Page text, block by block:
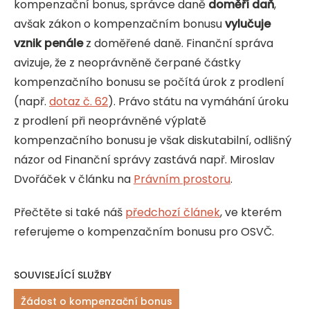
kompenzační bonus, správce daně doměří daň,
avšak zákon o kompenzačním bonusuvylučuje
vznik penález doměřené daně. Finanční správa
avizuje, že z neoprávněně čerpané částky
kompenzačního bonusu se počítá úrok z prodlení
(např. dotaz č. 62). Právo státu na vymáhání úroku
z prodlení při neoprávněné výplatě
kompenzačního bonusu je však diskutabilní, odlišný
názor od Finanční správy zastává např. Miroslav
Dvořáček v článku na Právním prostoru.
Přečtěte si také náš předchozí článek, ve kterém
referujeme o kompenzačním bonusu pro OSVČ.
SOUVISEJÍCÍ SLUŽBY
Žádost o kompenzační bonus